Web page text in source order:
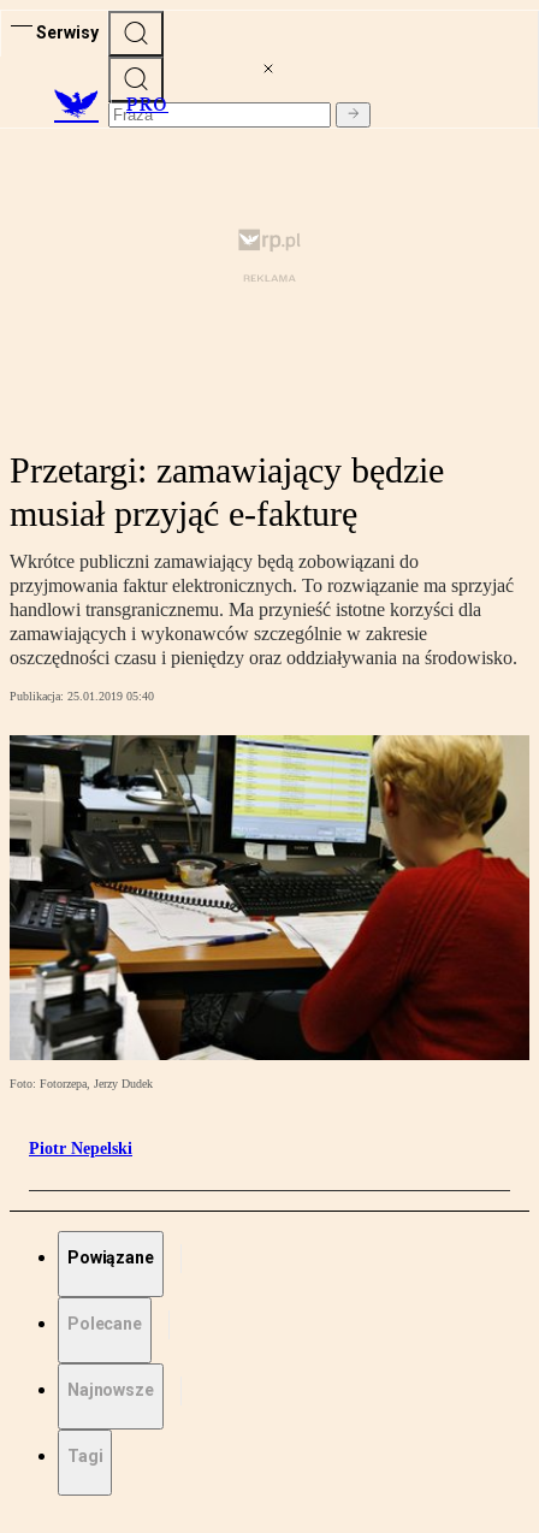
Serwisy
PRO
Przetargi: zamawiający będzie
musiał przyjąć e-fakturę
Wkrótce publiczni zamawiający będą zobowiązani do
przyjmowania faktur elektronicznych. To rozwiązanie ma sprzyjać
handlowi transgranicznemu. Ma przynieść istotne korzyści dla
zamawiających i wykonawców szczególnie w zakresie
oszczędności czasu i pieniędzy oraz oddziaływania na środowisko.
Publikacja: 25.01.2019 05:40
Foto: Fotorzepa, Jerzy Dudek
Piotr Nepelski
Powiązane
Polecane
Najnowsze
Tagi